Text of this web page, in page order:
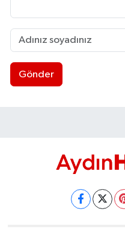
Gönder